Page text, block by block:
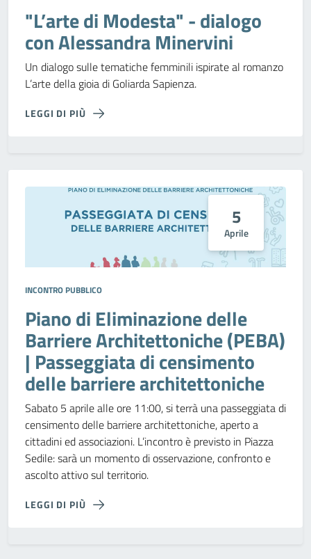
"L’arte di Modesta" - dialogo
con Alessandra Minervini
Un dialogo sulle tematiche femminili ispirate al romanzo
L’arte della gioia di Goliarda Sapienza.
LEGGI DI PIÙ
5
Aprile
INCONTRO PUBBLICO
Piano di Eliminazione delle
Barriere Architettoniche (PEBA)
| Passeggiata di censimento
delle barriere architettoniche
Sabato 5 aprile alle ore 11:00, si terrà una passeggiata di
censimento delle barriere architettoniche, aperto a
cittadini ed associazioni. L’incontro è previsto in Piazza
Sedile: sarà un momento di osservazione, confronto e
ascolto attivo sul territorio.
LEGGI DI PIÙ